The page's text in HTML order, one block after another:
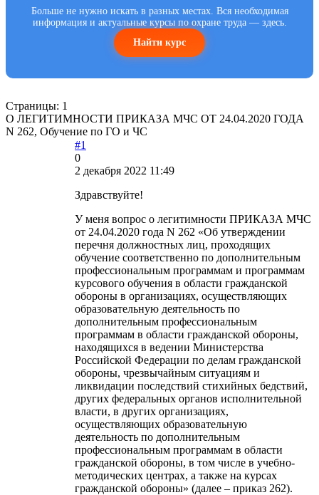
Больше не нужно искать в разных местах. Вся необходимая
информация и актуальные курсы по охране труда — здесь.
Найти курс
Страницы: 1
О ЛЕГИТИМНОСТИ ПРИКАЗА МЧС ОТ 24.04.2020 ГОДА
N 262, Обучение по ГО и ЧС
#1
0
2 декабря 2022 11:49
Здравствуйте!
У меня вопрос о легитимности ПРИКАЗА МЧС
от 24.04.2020 года N 262 «Об утверждении
перечня должностных лиц, проходящих
обучение соответственно по дополнительным
профессиональным программам и программам
курсового обучения в области гражданской
обороны в организациях, осуществляющих
образовательную деятельность по
дополнительным профессиональным
программам в области гражданской обороны,
находящихся в ведении Министерства
Российской Федерации по делам гражданской
обороны, чрезвычайным ситуациям и
ликвидации последствий стихийных бедствий,
других федеральных органов исполнительной
власти, в других организациях,
осуществляющих образовательную
деятельность по дополнительным
профессиональным программам в области
гражданской обороны, в том числе в учебно-
методических центрах, а также на курсах
гражданской обороны» (далее – приказ 262).